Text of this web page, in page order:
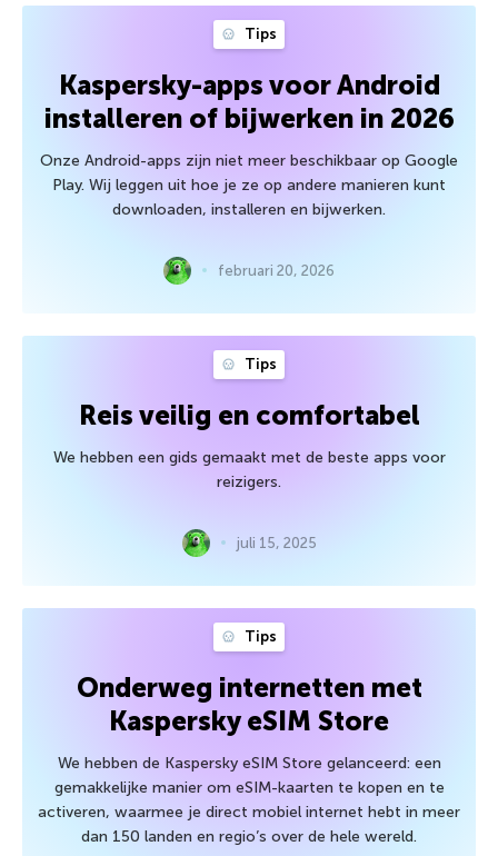
Tips
Kaspersky-apps voor Android
installeren of bijwerken in 2026
Onze Android-apps zijn niet meer beschikbaar op Google
Play. Wij leggen uit hoe je ze op andere manieren kunt
downloaden, installeren en bijwerken.
februari 20, 2026
Tips
Reis veilig en comfortabel
We hebben een gids gemaakt met de beste apps voor
reizigers.
juli 15, 2025
Tips
Onderweg internetten met
Kaspersky eSIM Store
We hebben de Kaspersky eSIM Store gelanceerd: een
gemakkelijke manier om eSIM-kaarten te kopen en te
activeren, waarmee je direct mobiel internet hebt in meer
dan 150 landen en regio’s over de hele wereld.